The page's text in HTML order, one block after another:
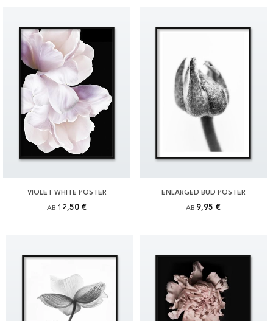
VIOLET WHITE POSTER
AB 12,50 €
ENLARGED BUD POSTER
AB 9,95 €